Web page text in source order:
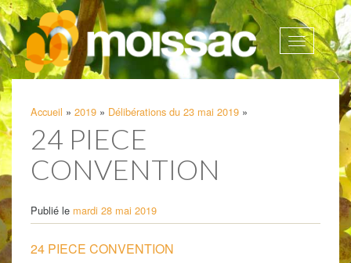
Afficher
la
Accueil » 2019 » Délibérations du 23 mai 2019 »
24 PIECE
CONVENTION
Publié le mardi 28 mai 2019
24 PIECE CONVENTION